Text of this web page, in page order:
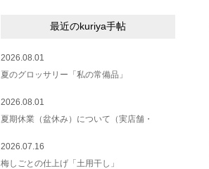
最近のkuriya手帖
2026.08.01
夏のグロッサリー「私の常備品」
2026.08.01
夏期休業（盆休み）について（実店舗・
2026.07.16
梅しごとの仕上げ「土用干し」